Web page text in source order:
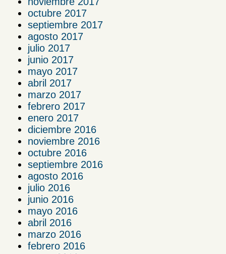
octubre 2017
septiembre 2017
agosto 2017
julio 2017
junio 2017
mayo 2017
abril 2017
marzo 2017
febrero 2017
enero 2017
diciembre 2016
noviembre 2016
octubre 2016
septiembre 2016
agosto 2016
julio 2016
junio 2016
mayo 2016
abril 2016
marzo 2016
febrero 2016